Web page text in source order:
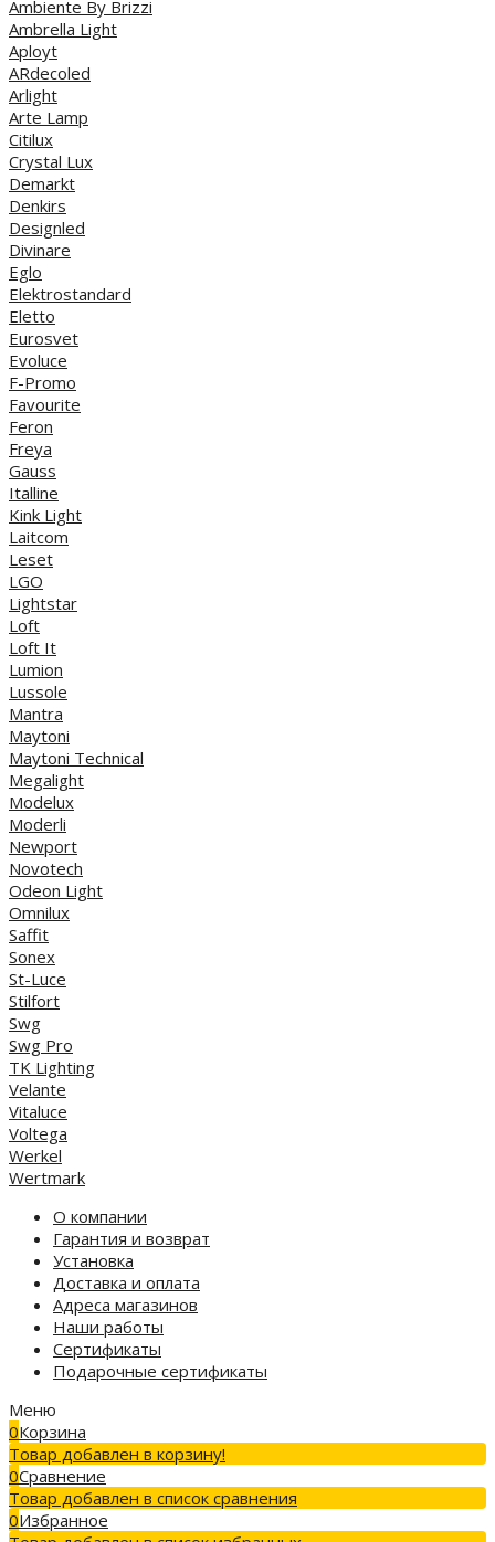
Ambiente By Brizzi
Ambrella Light
Aployt
ARdecoled
Arlight
Arte Lamp
Citilux
Crystal Lux
Demarkt
Denkirs
Designled
Divinare
Eglo
Elektrostandard
Eletto
Eurosvet
Evoluce
F-Promo
Favourite
Feron
Freya
Gauss
Italline
Kink Light
Laitcom
Leset
LGO
Lightstar
Loft
Loft It
Lumion
Lussole
Mantra
Maytoni
Maytoni Technical
Megalight
Modelux
Moderli
Newport
Novotech
Odeon Light
Omnilux
Saffit
Sonex
St-Luce
Stilfort
Swg
Swg Pro
TK Lighting
Velante
Vitaluce
Voltega
Werkel
Wertmark
О компании
Гарантия и возврат
Установка
Доставка и оплата
Адреса магазинов
Наши работы
Сертификаты
Подарочные сертификаты
Меню
0Корзина
Товар добавлен в корзину!
0Сравнение
Товар добавлен в список сравнения
0Избранное